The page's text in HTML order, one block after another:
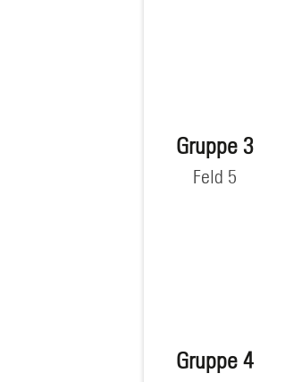
Gruppe 3
Feld 5
Gruppe 4